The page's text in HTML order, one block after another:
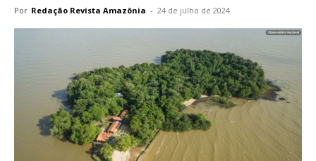
Por Redação Revista Amazônia - 24 de julho de 2024